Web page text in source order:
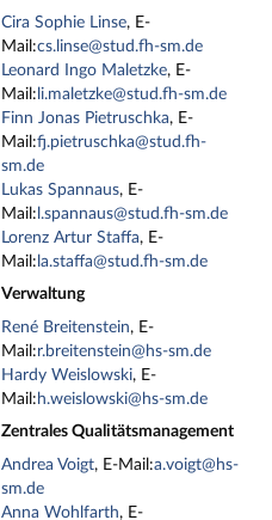
Cira Sophie Linse, E-
Mail:cs.linse@stud.fh-sm.de
Leonard Ingo Maletzke, E-
Mail: li.maletzke@stud.fh-sm.de
Finn Jonas Pietruschka, E-
Mail:fj.pietruschka@stud.fh-
sm.de
Lukas Spannaus, E-
Mail: l.spannaus@stud.fh-sm.de
Lorenz Artur Staffa, E-
Mail: la.staffa@stud.fh-sm.de
Verwaltung
René Breitenstein, E-
Mail:r.breitenstein@hs-sm.de
Hardy Weislowski, E-
Mail: h.weislowski@hs-sm.de
Zentrales Qualitätsmanagement
Andrea Voigt, E-Mail:a.voigt@hs-
sm.de
Anna Wohlfarth, E-